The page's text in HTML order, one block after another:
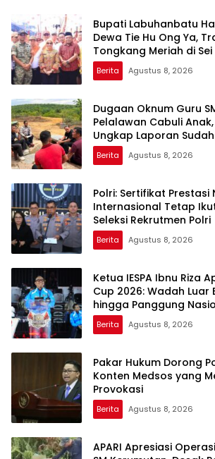
Bupati Labuhanbatu
Dewa Tie Hu Ong Ya,
Tongkang Meriah di
Berita Agustus 8, 2026
Dugaan Oknum Guru
Pelalawan Cabuli
Ungkap Laporan
Sejak Juli
Berita Agustus 8, 2026
Polri: Sertifikat Prestasi
Internasional Tetap
Seleksi Rekrutmen Polri
Berita Agustus 8, 2026
Ketua IESPA Ibnu Riza
Cup 2026: Wadah Luar
hingga Panggung
Berita Agustus 8, 2026
Pakar Hukum Dorong
Konten Medsos yang
Provokasi
Berita Agustus 8, 2026
APARI Apresiasi